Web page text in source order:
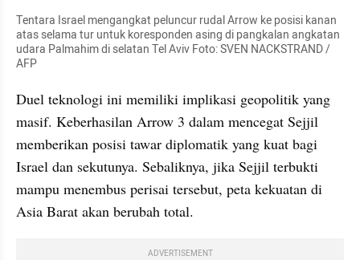
Tentara Israel mengangkat peluncur rudal Arrow ke posisi kanan
atas selama tur untuk koresponden asing di pangkalan angkatan
udara Palmahim di selatan Tel Aviv Foto: SVEN NACKSTRAND /
AFP
Duel teknologi ini memiliki implikasi geopolitik yang
masif. Keberhasilan Arrow 3 dalam mencegat Sejjil
memberikan posisi tawar diplomatik yang kuat bagi
Israel dan sekutunya. Sebaliknya, jika Sejjil terbukti
mampu menembus perisai tersebut, peta kekuatan di
Asia Barat akan berubah total.
ADVERTISEMENT